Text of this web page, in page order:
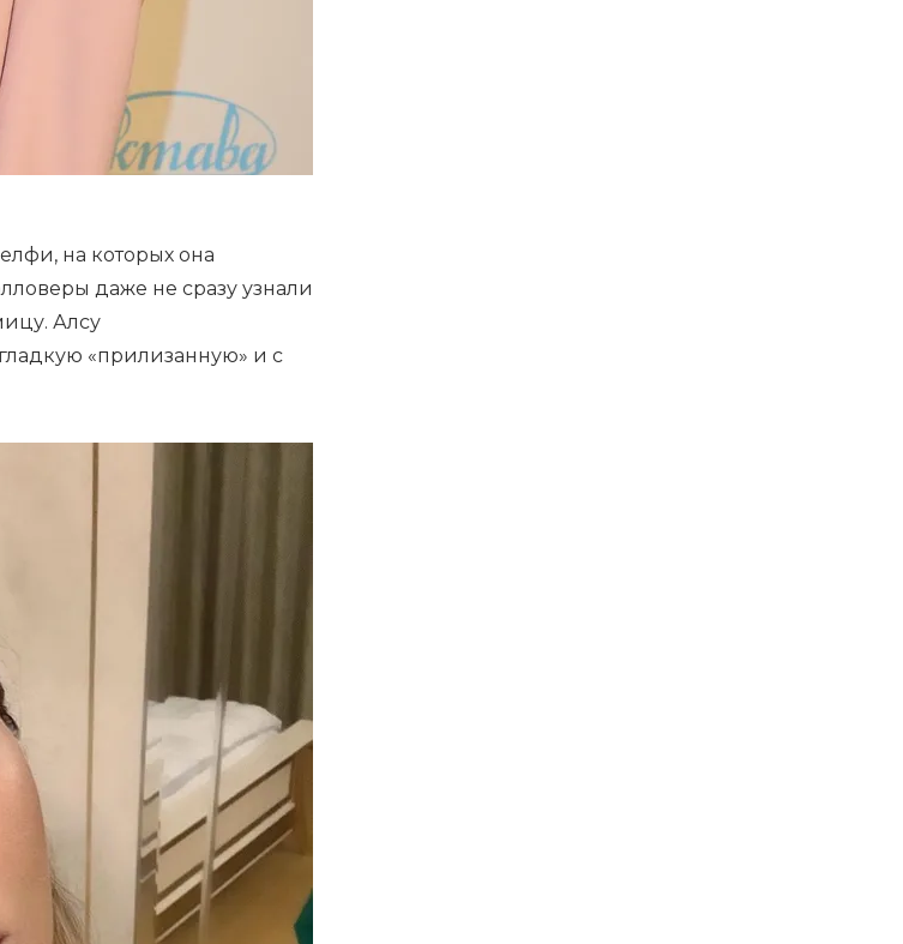
на которых она
даже не сразу узнали
Алсу
«прилизанную» и с